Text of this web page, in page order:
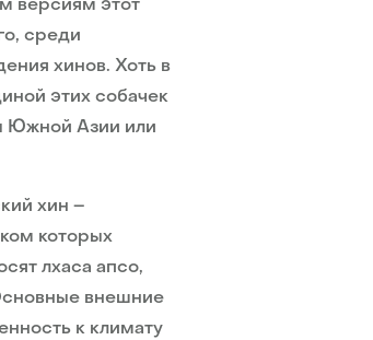
версиям этот
среди
хинов. Хоть в
этих собачек
Южной Азии или
хин –
которых
лхаса апсо,
внешние
к климату